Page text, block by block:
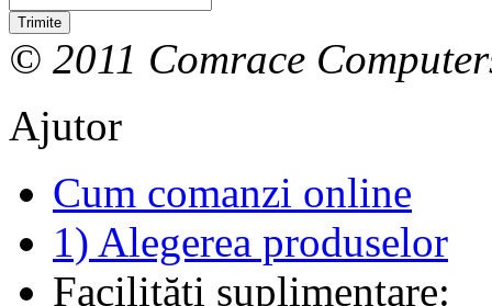
Trimite
© 2011 Comrace
Ajutor
Cum comanzi online
1) Alegerea produselor
Facilităţi suplimentare: